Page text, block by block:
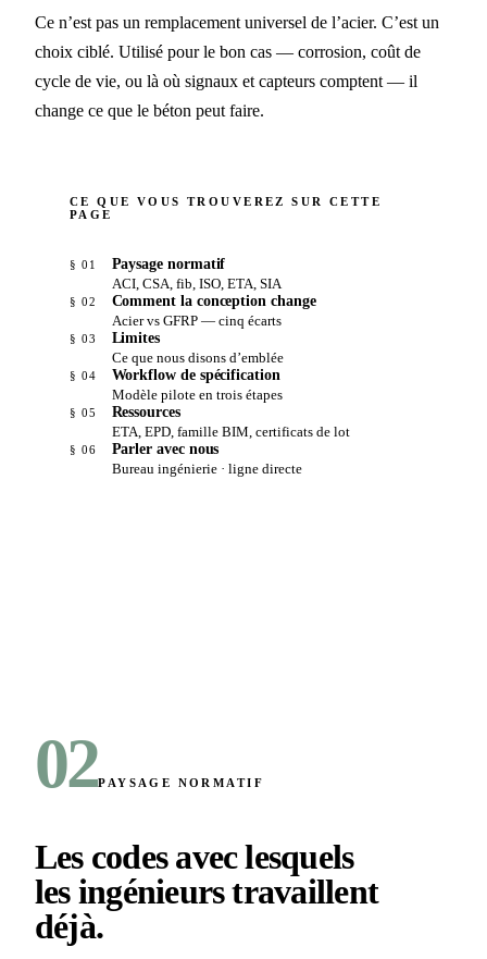
Ce n’est pas un remplacement universel de l’acier. C’est un
choix ciblé. Utilisé pour le bon cas — corrosion, coût de
cycle de vie, ou là où signaux et capteurs comptent — il
change ce que le béton peut faire.
CE QUE VOUS TROUVEREZ SUR CETTE
PAGE
§ 01
Paysage normatif
ACI, CSA, fib, ISO, ETA, SIA
§ 02
Comment la conception change
Acier vs GFRP — cinq écarts
§ 03
Limites
Ce que nous disons d’emblée
§ 04
Workflow de spécification
Modèle pilote en trois étapes
§ 05
Ressources
ETA, EPD, famille BIM, certificats de lot
§ 06
Parler avec nous
Bureau ingénierie · ligne directe
02PAYSAGE NORMATIF
Les codes avec lesquels
les ingénieurs travaillent
déjà.